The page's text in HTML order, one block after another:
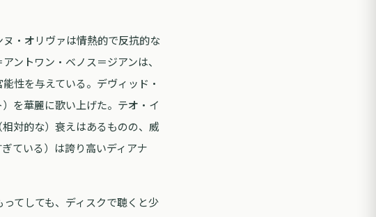
・オリヴァは情熱的で反抗的な
ントワン・ベノス＝ジアンは、
性を与えている。デヴィッド・
を華麗に歌い上げた。テオ・イ
対的な）衰えはあるものの、威
ている）は誇り高いディアナ
てしても、ディスクで聴くと少